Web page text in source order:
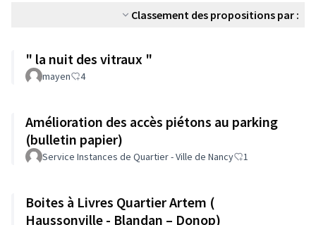
Classement des propositions par :
" la nuit des vitraux "
mayen 4
Amélioration des accès piétons au parking
(bulletin papier)
Service Instances de Quartier - Ville de Nancy 1
Boites à Livres Quartier Artem (
Haussonville - Blandan – Donop)